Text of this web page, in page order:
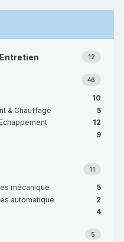
12
46
10
5
& Chauffage
12
9
11
5
mécanique
2
automatique
4
5